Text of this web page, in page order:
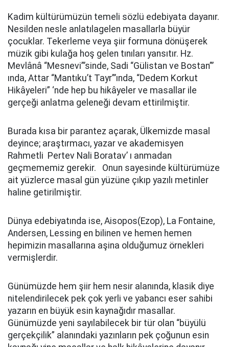
Kadim kültürümüzün temeli sözlü edebiyata dayanır.
Nesilden nesle anlatılagelen masallarla büyür
çocuklar. Tekerleme veya şiir formuna dönüşerek
müzik gibi kulağa hoş gelen tınıları yansıtır. Hz.
Mevlânâ “Mesnevi”’sinde, Sadi “Gülistan ve Bostan”’
ında, Attar “Mantıku’t Tayr”’ında, “Dedem Korkut
Hikâyeleri” ‘nde hep bu hikâyeler ve masallar ile
gerçeği anlatma geleneği devam ettirilmiştir.
Burada kısa bir parantez açarak, Ülkemizde masal
deyince; araştırmacı, yazar ve akademisyen
Rahmetli Pertev Nali Boratav’ ı anmadan
geçmememiz gerekir. Onun sayesinde kültürümüze
ait yüzlerce masal gün yüzüne çıkıp yazılı metinler
haline getirilmiştir.
Dünya edebiyatında ise, Aisopos(Ezop), La Fontaine,
Andersen, Lessing en bilinen ve hemen hemen
hepimizin masallarına aşina olduğumuz örnekleri
vermişlerdir.
Günümüzde hem şiir hem nesir alanında, klasik diye
nitelendirilecek pek çok yerli ve yabancı eser sahibi
yazarın en büyük esin kaynağıdır masallar.
Günümüzde yeni sayılabilecek bir tür olan “büyülü
gerçekçilik” alanındaki yazınların pek çoğunun esin